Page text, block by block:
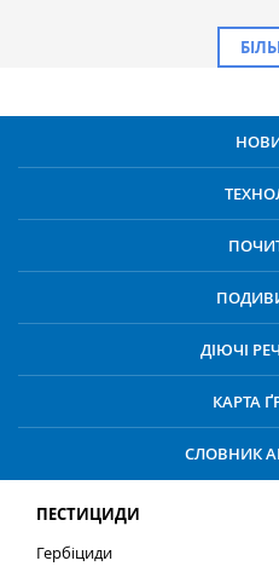
ДІЮЧІ
КАРТА
СЛОВНИК
ПЕСТИЦИДИ
Гербіциди